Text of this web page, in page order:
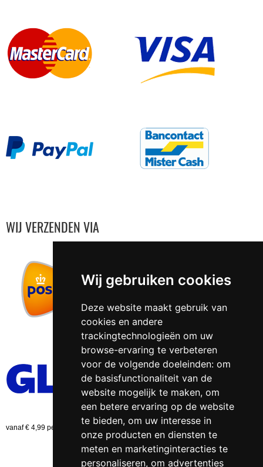
Wij gebruiken cookies
Deze website maakt gebruik van
cookies en andere
trackingtechnologieën om uw
browse-ervaring te verbeteren
voor de volgende doeleinden: om
de basisfunctionaliteit van de
website mogelijk te maken, om
een betere ervaring op de website
te bieden, om uw interesse in
onze producten en diensten te
meten en marketinginteracties te
personaliseren, om advertenties
WIJ VERZENDEN VIA
vanaf € 4,99 per bestelling (NL)